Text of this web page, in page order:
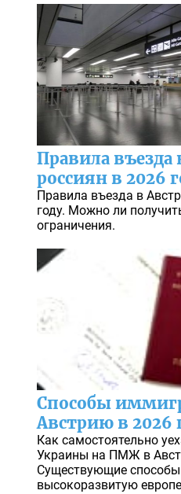
Правила
россиян в 2026
Правила въезда в
году. Можно ли
ограничения.
Способы
Австрию в 2026
Как самостоятельно
Украины на ПМЖ в
Существующие
высокоразвитую